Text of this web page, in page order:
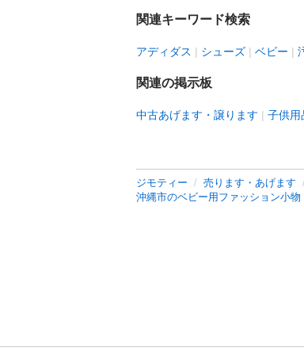
関連キーワード検索
アディダス シューズ ベビー
関連の掲示板
中古あげます・譲ります 子供用
ジモティー 売ります・あげます
沖縄市のベビー用ファッション小物